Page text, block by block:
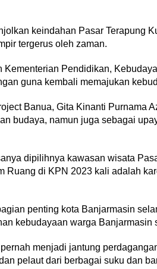
keindahan Pasar Terapung
tergerus oleh zaman.
Kementerian Pendidikan,
guna kembali memajukan
Banua, Gita Kinanti Purnama
budaya, namun juga sebagai
dipilihnya kawasan wisata
Ruang di KPN 2023 kali adalah
penting kota Banjarmasin
kebudayaan warga Banjarmasin
menjadi jantung
pelaut dari berbagai suku dan